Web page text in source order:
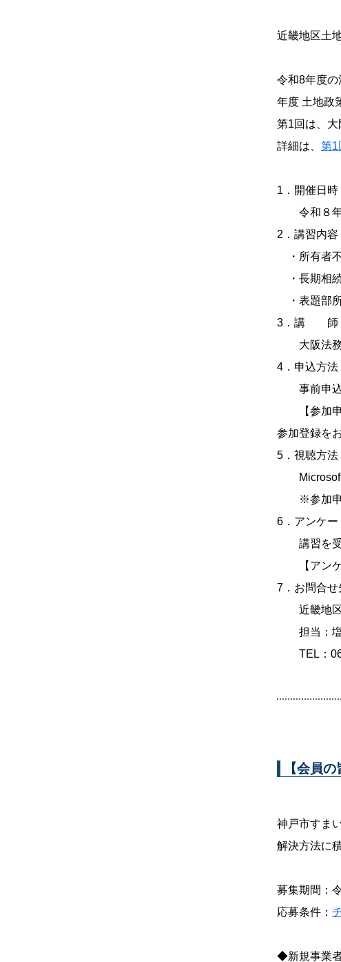
近畿地区土
令和8年度
年度 土地政
第1回は、大
詳細は、 第1
1．開催日時
令和８年
2．講習内容
・所有者不
・長期相
・表題部
3．講 師
大阪法
4．申込方法
事前申込
【参加申
参加登録を
5．視聴方法
Microsoft
※参加申込
6．アンケー
講習を受
【アンケ
7．お問合せ
近畿地区
担当：塩
TEL：06-
【会員
神戸市すま
解決方法に
募集期間：
応募条件：
◆新規事業